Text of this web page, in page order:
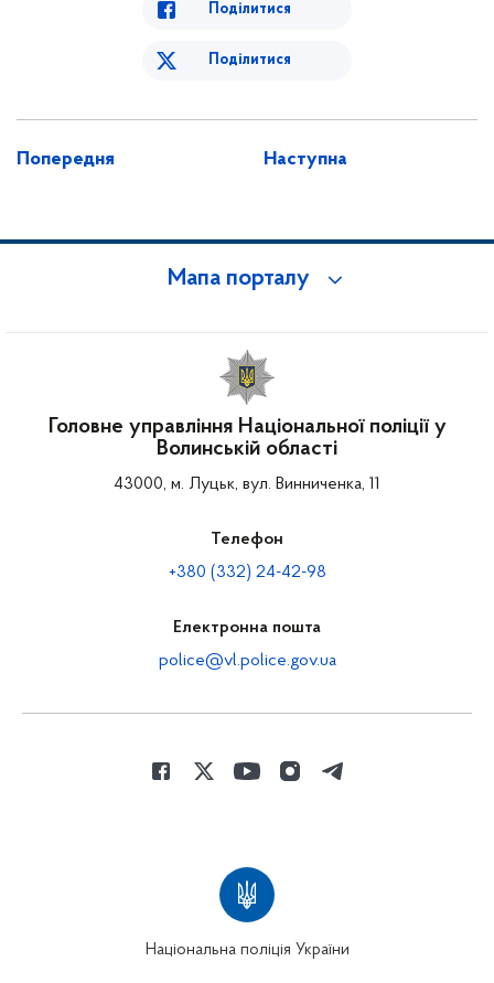
Поділитися
Поділитися
Попередня Наступна
Мапа порталу
Головне управління Національної поліції у
Волинській області
43000, м. Луцьк, вул. Винниченка, 11
Телефон
+380 (332) 24-42-98
Електронна пошта
police@vl.police.gov.ua
Національна поліція України